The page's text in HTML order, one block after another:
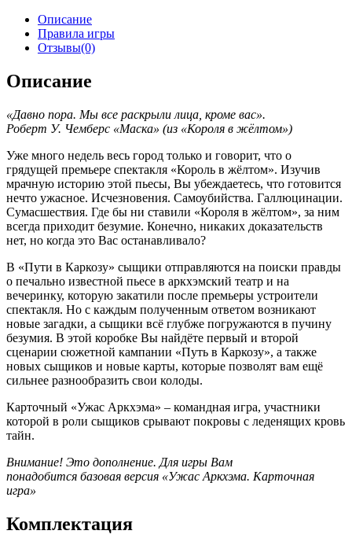
Описание
Правила игры
Отзывы(0)
Описание
«Давно пора. Мы все раскрыли лица, кроме вас».
Роберт У. Чемберс «Маска» (из «Короля в жёлтом»)
Уже много недель весь город только и говорит, что о
грядущей премьере спектакля «Король в жёлтом». Изучив
мрачную историю этой пьесы, Вы убеждаетесь, что готовится
нечто ужасное. Исчезновения. Самоубийства. Галлюцинации.
Сумасшествия. Где бы ни ставили «Короля в жёлтом», за ним
всегда приходит безумие. Конечно, никаких доказательств
нет, но когда это Вас останавливало?
В «Пути в Каркозу» сыщики отправляются на поиски правды
о печально известной пьесе в аркхэмский театр и на
вечеринку, которую закатили после премьеры устроители
спектакля. Но с каждым полученным ответом возникают
новые загадки, а сыщики всё глубже погружаются в пучину
безумия. В этой коробке Вы найдёте первый и второй
сценарии сюжетной кампании «Путь в Каркозу», а также
новых сыщиков и новые карты, которые позволят вам ещё
сильнее разнообразить свои колоды.
Карточный «Ужас Аркхэма» – командная игра, участники
которой в роли сыщиков срывают покровы с леденящих кровь
тайн.
Внимание! Это дополнение. Для игры Вам
понадобится базовая версия «Ужас Аркхэма. Карточная
игра»
Комплектация